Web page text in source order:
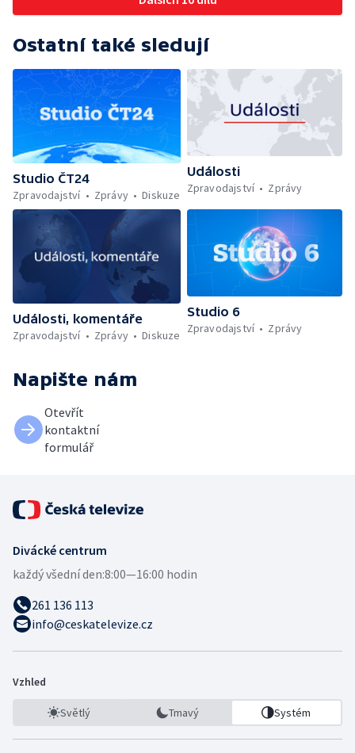
Ostatní také sledují
Studio ČT24
Zpravodajství
Zprávy Diskuze
Události
Zpravodajství
Zprávy
Události, komentáře
Zpravodajství
Zprávy Diskuze
Studio 6
Zpravodajství
Zprávy
Napište nám
Otevřít
kontaktní
formulář
Divácké centrum
každý všední den:8:00—16:00 hodin
261 136 113
info@ceskatelevize.cz
Vzhled
Světlý Tmavý Systém